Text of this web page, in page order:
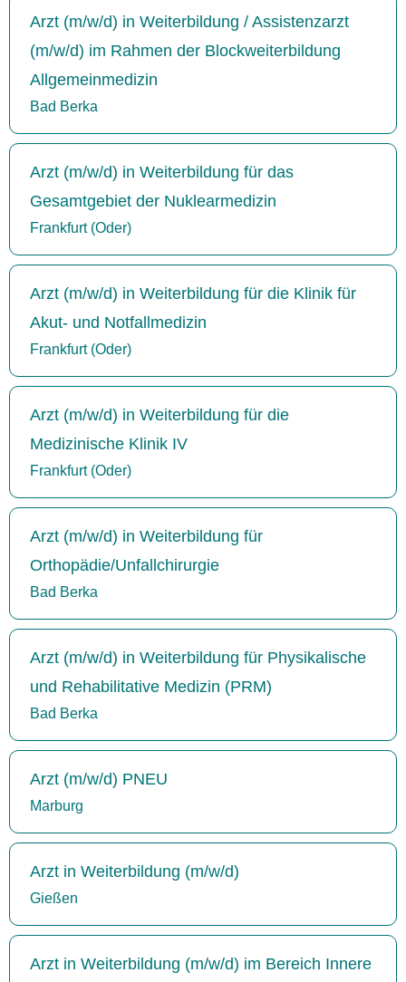
Arzt (m/w/d) in Weiterbildung / Assistenzarzt
(m/w/d) im Rahmen der Blockweiterbildung
Allgemeinmedizin
Bad Berka
Arzt (m/w/d) in Weiterbildung für das
Gesamtgebiet der Nuklearmedizin
Frankfurt (Oder)
Arzt (m/w/d) in Weiterbildung für die Klinik für
Akut- und Notfallmedizin
Frankfurt (Oder)
Arzt (m/w/d) in Weiterbildung für die
Medizinische Klinik IV
Frankfurt (Oder)
Arzt (m/w/d) in Weiterbildung für
Orthopädie/Unfallchirurgie
Bad Berka
Arzt (m/w/d) in Weiterbildung für Physikalische
und Rehabilitative Medizin (PRM)
Bad Berka
Arzt (m/w/d) PNEU
Marburg
Arzt in Weiterbildung (m/w/d)
Gießen
Arzt in Weiterbildung (m/w/d) im Bereich Innere